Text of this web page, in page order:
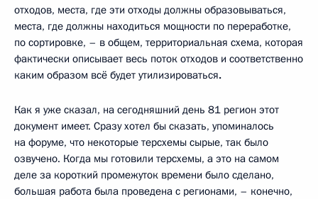
отходов, места, где эти отходы должны образовываться,
места, где должны находиться мощности по переработке,
по сортировке, – в общем, территориальная схема, которая
фактически описывает весь поток отходов и соответственно
каким образом всё будет утилизироваться.
Как я уже сказал, на сегодняшний день 81 регион этот
документ имеет. Сразу хотел бы сказать, упоминалось
на форуме, что некоторые терсхемы сырые, так было
озвучено. Когда мы готовили терсхемы, а это на самом
деле за короткий промежуток времени было сделано,
большая работа была проведена с регионами, – конечно,